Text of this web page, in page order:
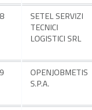
SETEL SERVIZI
TECNICI
LOGISTICI SRL
OPENJOBMETIS
S.P.A.